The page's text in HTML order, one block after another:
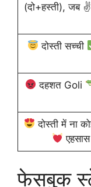
(दो+हस्ती), जब ✌
दोस्ती सच्ची
दहशत Goli
दोस्ती में ना
फेसबुक